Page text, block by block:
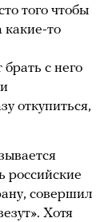
того чтобы
какие-то
с него
откупиться,
российские
совершил
Хотя